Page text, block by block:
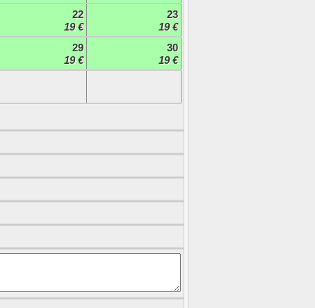
22
19 €
23
19 €
29
19 €
30
19 €